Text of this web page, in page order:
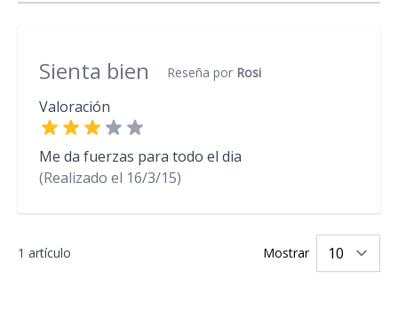
Sienta bien Reseña por Rosi
Valoración
Me da fuerzas para todo el dia
(Realizado el 16/3/15)
1 artículo Mostrar